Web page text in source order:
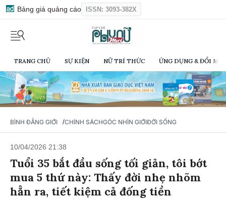
Bảng giá quảng cáo ISSN: 3093-382X
TRANG CHỦ SỰ KIỆN NỮ TRÍ THỨC ỨNG DỤNG & ĐỔI
BÌNH ĐẲNG GIỚI /CHÍNH SÁCHGÓC NHÌN GIỚIĐỜI SỐNG
10/04/2026 21:38
Tuổi 35 bắt đầu sống tối giản, tôi bớt
mua 5 thứ này: Thấy đời nhẹ nhõm
hẳn ra, tiết kiệm cả đống tiền